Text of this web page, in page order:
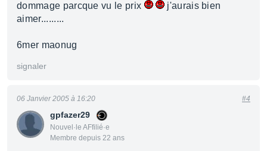
dommage parcque vu le prix
j'aurais bien
aimer.........
6mer maonug
signaler
gpfazer29
Nouvel·le AFfilié·e
Membre depuis 22 ans
06 Janvier 2005 à 16:20 #4